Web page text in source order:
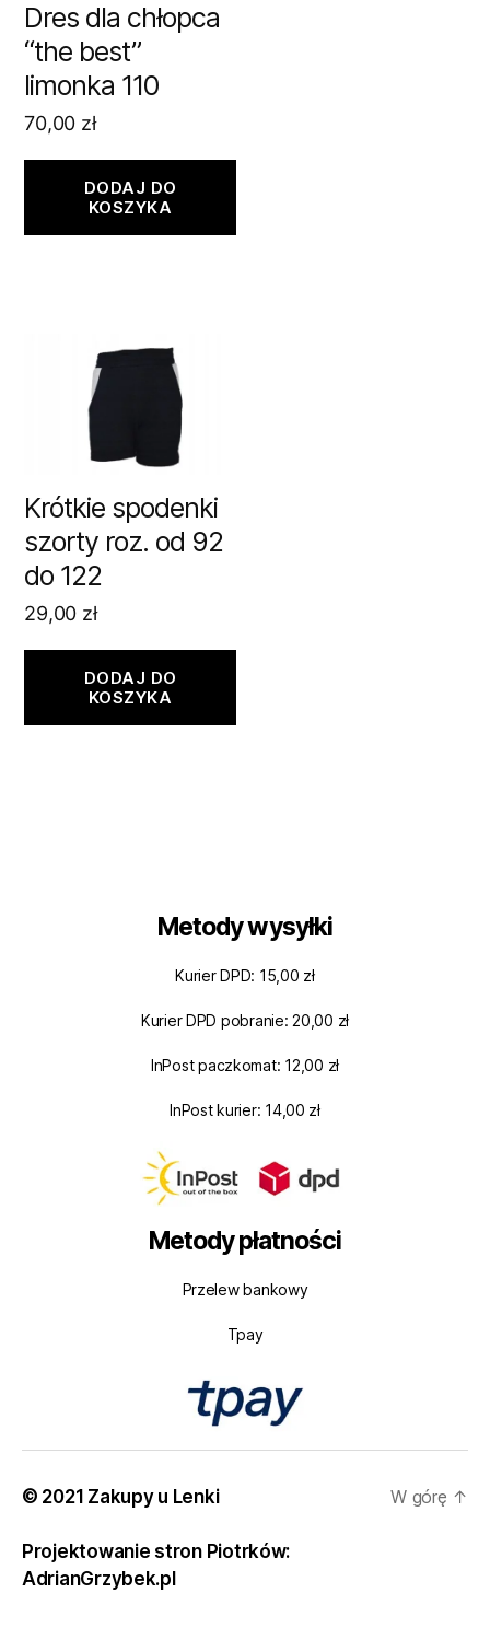
Dres dla chłopca
“the best”
limonka 110
70,00 zł
DODAJ DO
KOSZYKA
Krótkie spodenki
szorty roz. od 92
do 122
29,00 zł
DODAJ DO
KOSZYKA
Metody wysyłki
Kurier DPD: 15,00 zł
Kurier DPD pobranie: 20,00 zł
InPost paczkomat: 12,00 zł
InPost kurier: 14,00 zł
Metody płatności
Przelew bankowy
Tpay
© 2021 Zakupy u Lenki
Projektowanie stron Piotrków:
AdrianGrzybek.pl
W górę ↑